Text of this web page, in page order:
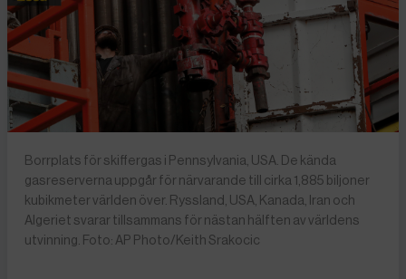
Borrplats för skiffergas i Pennsylvania, USA. De kända
gasreserverna uppgår för närvarande till cirka 1,885 biljoner
kubikmeter världen över. Ryssland, USA, Kanada, Iran och
Algeriet svarar tillsammans för nästan hälften av världens
utvinning. Foto: AP Photo/Keith Srakocic